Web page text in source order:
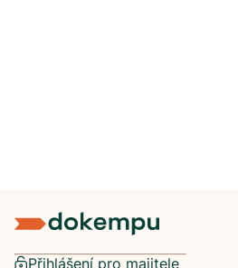
Přihlášení pro majitele